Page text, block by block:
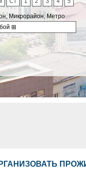
Микрорайон, Метро
⊞